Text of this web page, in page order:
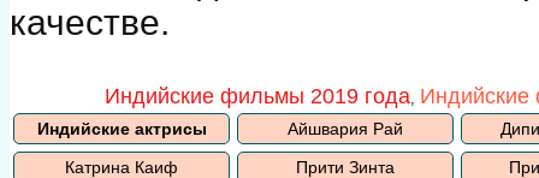
качестве.
Индийские фильмы 2019 года,
Индийские актрисы Айшвария Рай
Катрина Каиф
Прити Зинта